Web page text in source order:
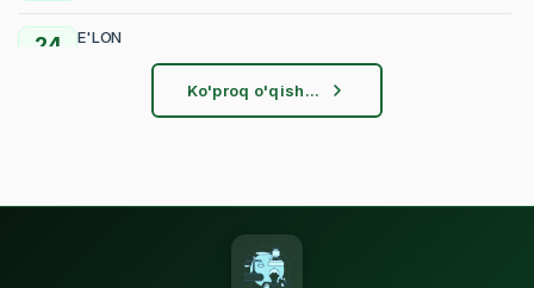
24 E'LON
E'LON
Ko'proq o'qish...